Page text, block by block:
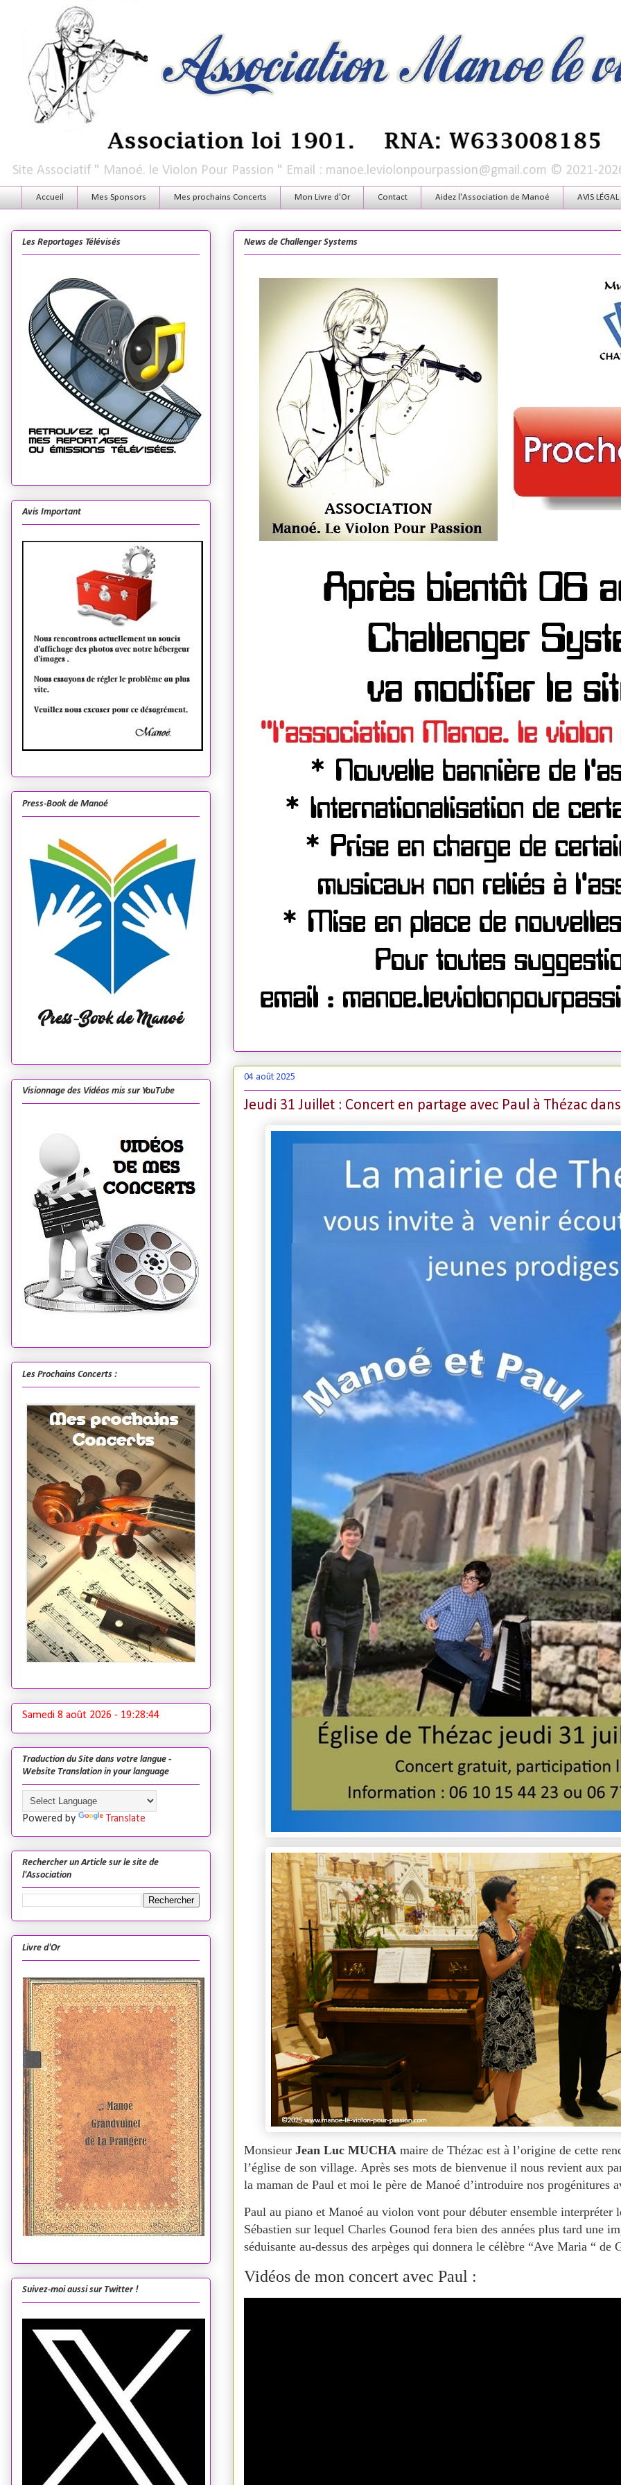
Site Associatif " Manoé. le Violon Pour Passion " Email : manoe.leviolonpourpassion@gmail.com © 2021-
Accueil Mes Sponsors Mes prochains Concerts Mon Livre d'Or Contact Aidez l'Association de Manoé AVIS LÉGAL
News de Challenger Systems
04 août 2025
Jeudi 31 Juillet : Concert en partage avec Paul à Thézac
Monsieur Jean Luc MUCHA maire de Thézac est à l’origine de cette
l’église de son village. Après ses mots de bienvenue il nous revient aux
la maman de Paul et moi le père de Manoé d’introduire nos progénitures
Paul au piano et Manoé au violon vont pour débuter ensemble interpréter
Sébastien sur lequel Charles Gounod fera bien des années plus tard une
séduisante au-dessus des arpèges qui donnera le célèbre “Ave Maria “ de
Vidéos de mon concert avec Paul :
Les Reportages Télévisés
Avis Important
Press-Book de Manoé
Visionnage des Vidéos mis sur YouTube
Les Prochains Concerts :
Samedi 8 août 2026 - 19:28:46
Traduction du Site dans votre langue -
Website Translation in your language
Powered by Translate
Rechercher un Article sur le site de
l'Association
Livre d'Or
Suivez-moi aussi sur Twitter !